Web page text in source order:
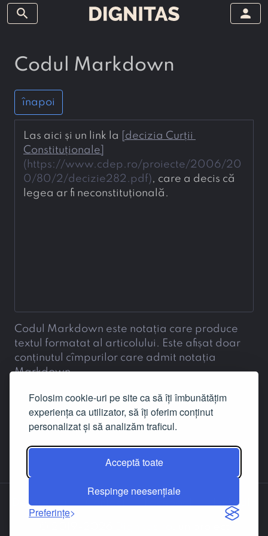
Folosim cookie-uri pe site ca să îți îmbunătățim
experiența ca utilizator, să îți oferim conținut
personalizat și să analizăm traficul.
Acceptă toate
Respinge neesențiale
Preferințe
search person
Codul Markdown
înapoi
Las aici și un link la
decizia Curții
Constituționale
( https://www.cdep.ro/proiecte/2006/20
0/80/2/decizie282.pdf), care a decis că
legea ar fi neconstituțională.
Codul Markdown este notația care produce
textul formatat al articolului. Este afișat doar
conținutul cîmpurilor care admit notația
Markdown.
Despre noi Contact Facebook LinkedIn